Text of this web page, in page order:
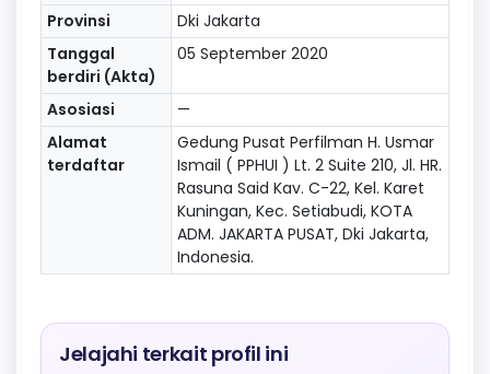
Provinsi
Dki Jakarta
Tanggal
berdiri (Akta)
05 September 2020
Asosiasi
—
Alamat
terdaftar
Gedung Pusat Perfilman H. Usmar
Ismail ( PPHUI ) Lt. 2 Suite 210, Jl. HR.
Rasuna Said Kav. C-22, Kel. Karet
Kuningan, Kec. Setiabudi, KOTA
ADM. JAKARTA PUSAT, Dki Jakarta,
Indonesia.
Jelajahi terkait profil ini